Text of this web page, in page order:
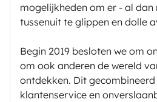
mogelijkheden om er - al dan
tussenuit te glippen en dolle
Begin 2019 besloten we om
om ook anderen de wereld
ontdekken. Dit
klantenservice en